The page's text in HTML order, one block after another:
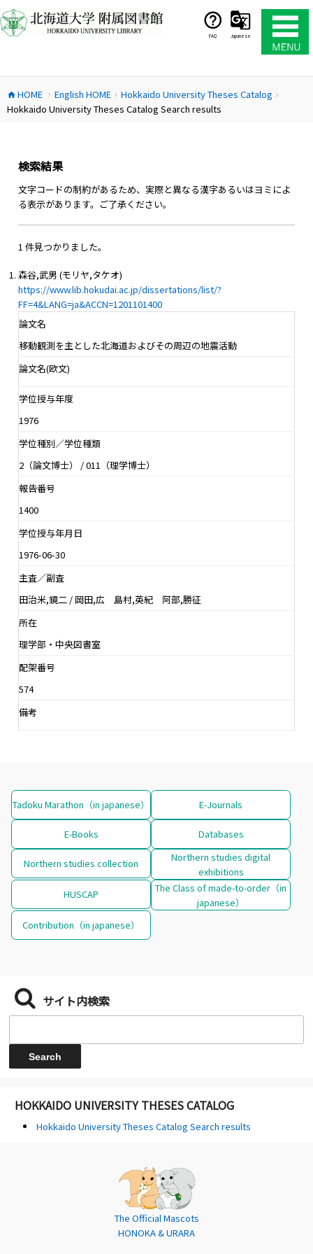
ン
テ
ス
キ
FAQ Japanese
home HOME chevron_right English HOMEchevron_right Hokkaido University Theses Catalog chevron_right
Hokkaido University Theses Catalog Search results
検索結果
文字コードの制約があるため、実際と異なる漢字あるいはヨミによ
る表示があります。ご了承ください。
1 件見つかりました。
森谷,武男 (モリヤ,タケオ)
https://www.lib.hokudai.ac.jp/dissertations/list/?
FF=4&LANG=ja&ACCN=1201101400
論文名
移動観測を主とした北海道およびその周辺の地震活動
論文名(欧文)
学位授与年度
1976
学位種別／学位種類
2（論文博士） / 011（理学博士）
報告番号
1400
学位授与年月日
1976-06-30
主査／副査
田治米,鏡二 / 岡田,広 島村,英紀 阿部,勝征
所在
理学部・中央図書室
配架番号
574
備考
Tadoku Marathon（in japanese） E-Journals
E-Books Databases
Northern studies collection
Northern studies digital
exhibitions
HUSCAP
The Class of made-to-order（in
japanese）
Contribution（in japanese）
サイト内検索
HOKKAIDO UNIVERSITY THESES CATALOG
Hokkaido University Theses Catalog Search results
The Official Mascots
HONOKA & URARA